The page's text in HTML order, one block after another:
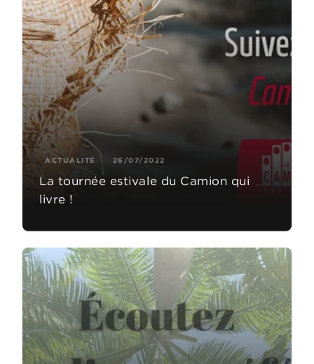
ACTUALITÉ 26/07/2022
La tournée estivale du Camion qui
livre !